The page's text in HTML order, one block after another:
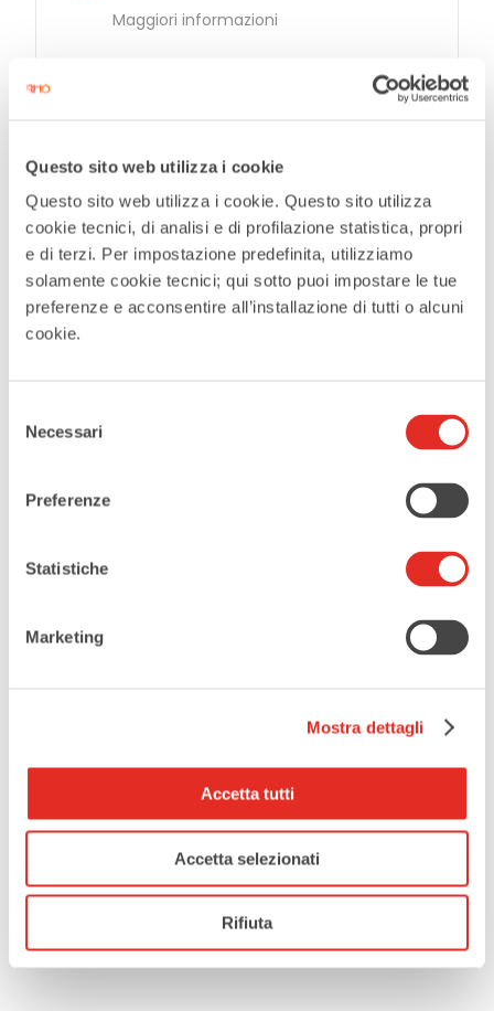
Questo sito web utilizza i cookie
Questo sito web utilizza i cookie. Questo sito utilizza
cookie tecnici, di analisi e di profilazione statistica, propri
e di terzi. Per impostazione predefinita, utilizziamo
solamente cookie tecnici; qui sotto puoi impostare le tue
preferenze e acconsentire all’installazione di tutti o alcuni
cookie.
delNecessari
Preferenze
Statistiche
Marketing
Mostra dettagli
Accetta tutti
Accetta selezionati
Rifiuta
Maggiori informazioni
Tags: ESTATE IN CITTÀ , EVENTI IN PIAZZA
CONDIVIDI QUESTO EVENTO